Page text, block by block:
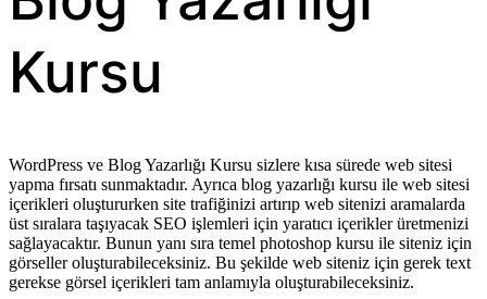
Kursu
WordPress ve Blog Yazarlığı Kursu sizlere kısa sürede web sitesi
yapma fırsatı sunmaktadır. Ayrıca blog yazarlığı kursu ile web sitesi
içerikleri oluştururken site trafiğinizi artırıp web sitenizi aramalarda
üst sıralara taşıyacak SEO işlemleri için yaratıcı içerikler üretmenizi
sağlayacaktır. Bunun yanı sıra temel photoshop kursu ile siteniz için
görseller oluşturabileceksiniz. Bu şekilde web siteniz için gerek text
gerekse görsel içerikleri tam anlamıyla oluşturabileceksiniz.